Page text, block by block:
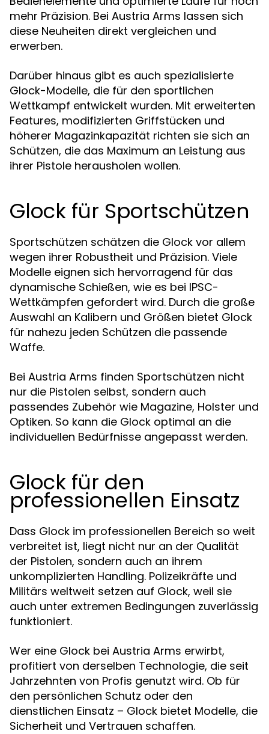
mehr Präzision. Bei Austria Arms lassen sich
diese Neuheiten direkt vergleichen und
erwerben.
Darüber hinaus gibt es auch spezialisierte
Glock-Modelle, die für den sportlichen
Wettkampf entwickelt wurden. Mit erweiterten
Features, modifizierten Griffstücken und
höherer Magazinkapazität richten sie sich an
Schützen, die das Maximum an Leistung aus
ihrer Pistole herausholen wollen.
Glock für Sportschützen
Sportschützen schätzen die Glock vor allem
wegen ihrer Robustheit und Präzision. Viele
Modelle eignen sich hervorragend für das
dynamische Schießen, wie es bei IPSC-
Wettkämpfen gefordert wird. Durch die große
Auswahl an Kalibern und Größen bietet Glock
für nahezu jeden Schützen die passende
Waffe.
Bei Austria Arms finden Sportschützen nicht
nur die Pistolen selbst, sondern auch
passendes Zubehör wie Magazine, Holster und
Optiken. So kann die Glock optimal an die
individuellen Bedürfnisse angepasst werden.
Glock für den
professionellen Einsatz
Dass Glock im professionellen Bereich so weit
verbreitet ist, liegt nicht nur an der Qualität
der Pistolen, sondern auch an ihrem
unkomplizierten Handling. Polizeikräfte und
Militärs weltweit setzen auf Glock, weil sie
auch unter extremen Bedingungen zuverlässig
funktioniert.
Wer eine Glock bei Austria Arms erwirbt,
profitiert von derselben Technologie, die seit
Jahrzehnten von Profis genutzt wird. Ob für
den persönlichen Schutz oder den
dienstlichen Einsatz – Glock bietet Modelle, die
Sicherheit und Vertrauen schaffen.